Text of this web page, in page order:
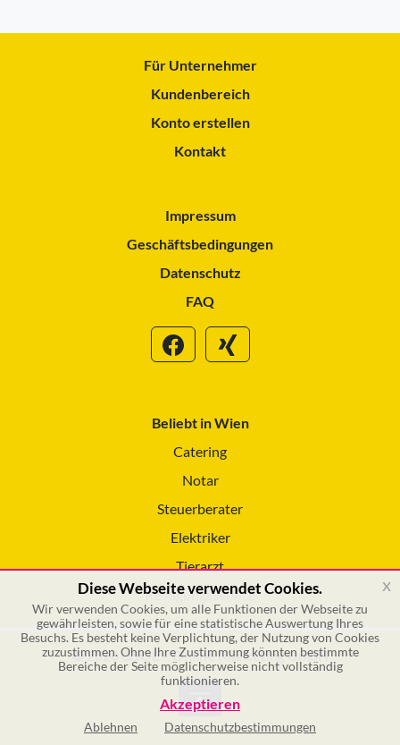
Für Unternehmer
Kundenbereich
Konto erstellen
Kontakt
Impressum
Geschäftsbedingungen
Datenschutz
FAQ
Beliebt in Wien
Catering
Notar
Steuerberater
Elektriker
Tierarzt
Reinigungsservice
© 2026 GSOL – Online Marketing GmbH
Diese Webseite verwendet Cookies.
Wir verwenden Cookies, um alle Funktionen der Webseite zu
gewährleisten, sowie für eine statistische Auswertung Ihres
Besuchs. Es besteht keine Verplichtung, der Nutzung von Cookies
zuzustimmen. Ohne Ihre Zustimmung könnten bestimmte
Bereiche der Seite möglicherweise nicht vollständig
funktionieren.
Akzeptieren
Ablehnen Datenschutzbestimmungen
x